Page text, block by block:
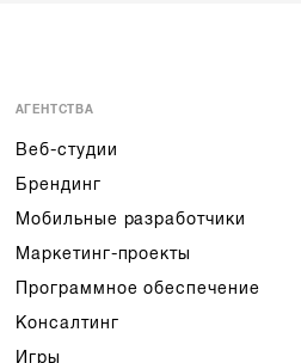
АГЕНТСТВА
Веб-студии
Брендинг
Мобильные разработчики
Маркетинг-проекты
Программное обеспечение
Консалтинг
Игры